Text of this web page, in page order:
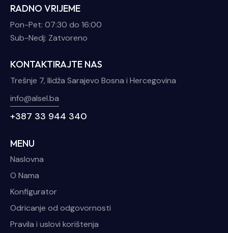
RADNO VRIJEME
Pon-Pet: 07:30 do 16:00
Sub-Nedj: Zatvoreno
KONTAKTIRAJTE NAS
Trešnje 7, Ilidža Sarajevo Bosna i Hercegovina
info@alsel.ba
+387 33 944 340
MENU
Naslovna
O Nama
Konfigurator
Odricanje od odgovornosti
Pravila i uslovi korištenja